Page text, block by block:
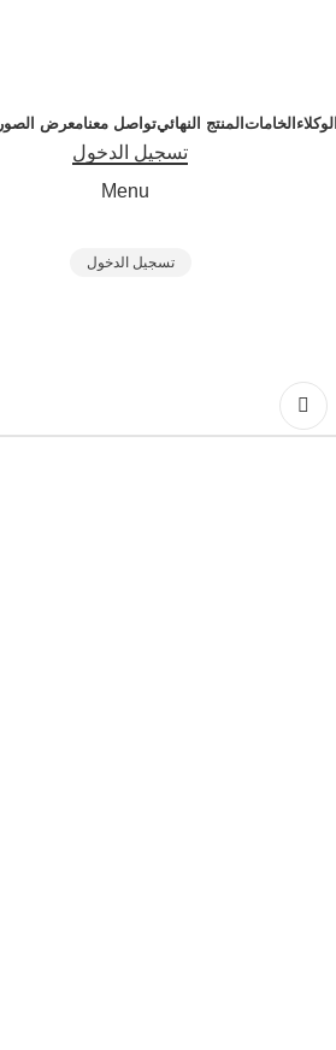
الوكلاء الخامات المنتج النهائيتواصل معنامعرض الصور
تسجيل الدخول
Menu
تسجيل الدخول